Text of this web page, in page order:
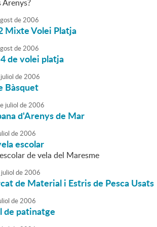
Arenys?
de2006
Mixte Volei Platja
de2006
de volei platja
de2006
Bàsquet
juliol de2006
d'Arenys de Mar
de2006
escolar
de vela del Maresme
juliol de2006
de Material i Estris de Pesca Usats
de2006
de patinatge